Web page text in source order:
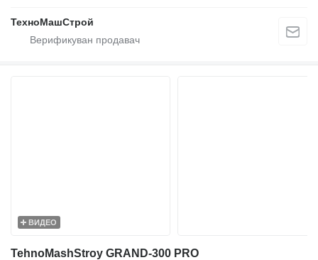
ТехноМашСтрой
ВИДЕО
TehnoMashStroy GRAND-300 PRO